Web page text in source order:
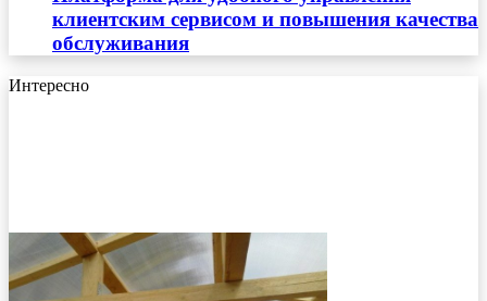
клиентским сервисом и повышения качества
обслуживания
Интересно